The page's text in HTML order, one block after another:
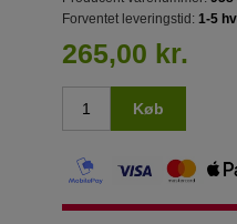
Forventet leveringstid: 1-5
265,00 kr.
Køb